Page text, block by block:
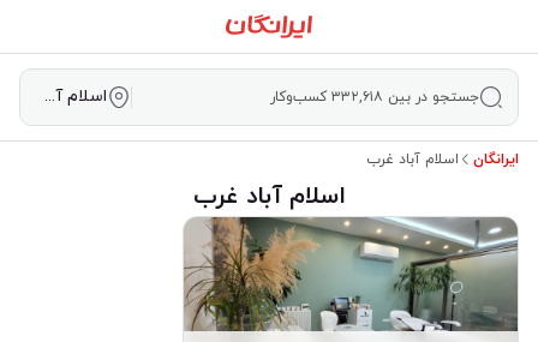
جستجو در بین ۳۳۲,۶۱۸ کسب‌وکار اسلام آباد غرب
ایرانگان اسلام آباد غرب
اسلام آباد غرب